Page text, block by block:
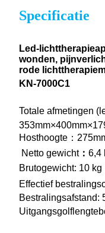
Specificatie
Led-
wonden,
rode
KN-7000C1
Totale afmetingen
Hosthoogte：
Netto gewicht： 6,4
Brutogewicht: 10 kg
Effectief
Bestralingsafstand: